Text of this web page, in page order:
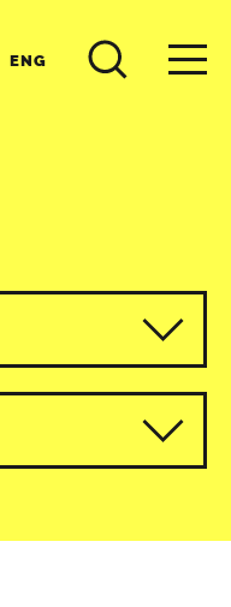
ENG